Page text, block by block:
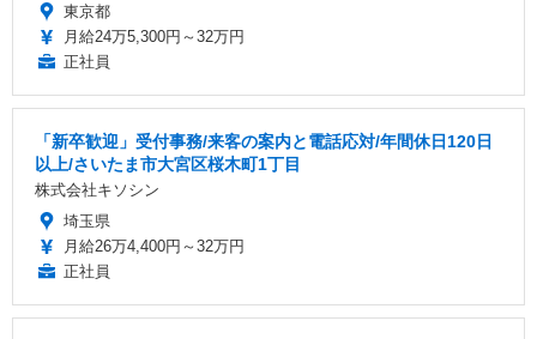
東京都
月給24万5,300円～32万円
正社員
「新卒歓迎」受付事務/来客の案内と電話応対/年間休日120日
以上/さいたま市大宮区桜木町1丁目
株式会社キソシン
埼玉県
月給26万4,400円～32万円
正社員